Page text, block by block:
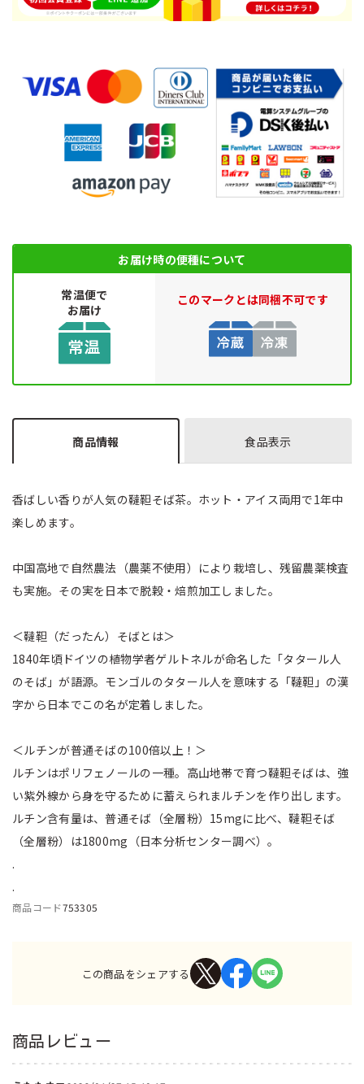
お届け時の便種について
常温便で
お届け
このマークとは同梱不可です
商品情報
香ばしい香りが人気の韃靼そば茶。ホット・アイス両用で1年中
楽しめます。
中国高地で自然農法（農薬不使用）により栽培し、残留農薬検査
も実施。その実を日本で脱穀・焙煎加工しました。
＜韃靼（だったん）そばとは＞
1840年頃ドイツの植物学者ゲルトネルが命名した「タタール人
のそば」が語源。モンゴルのタタール人を意味する「韃靼」の漢
字から日本でこの名が定着しました。
＜ルチンが普通そばの100倍以上！＞
ルチンはポリフェノールの一種。高山地帯で育つ韃靼そばは、強
い紫外線から身を守るために蓄えられまルチンを作り出します。
ルチン含有量は、普通そば（全層粉）15mgに比べ、韃靼そば
（全層粉）は1800mg（日本分析センター調べ）。
.
.
商品コード753305
食品表示
この商品をシェアする
商品レビュー